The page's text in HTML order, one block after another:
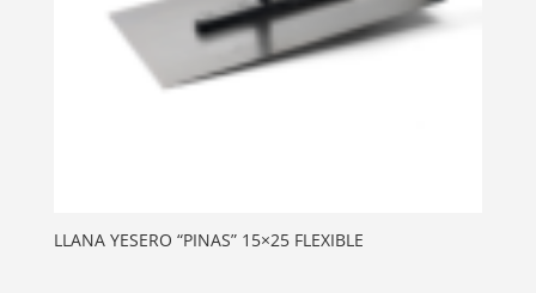
LLANA YESERO “PINAS” 15×25 FLEXIBLE